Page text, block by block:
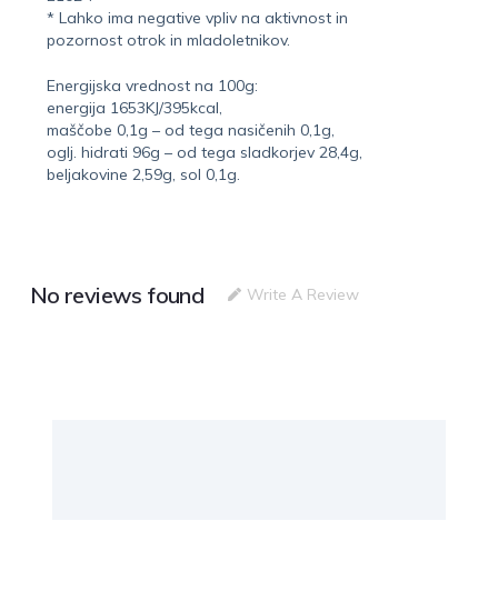
* Lahko ima negative vpliv na aktivnost in
pozornost otrok in mladoletnikov.
Energijska vrednost na 100g:
energija 1653KJ/395kcal,
maščobe 0,1g – od tega nasičenih 0,1g,
oglj. hidrati 96g – od tega sladkorjev 28,4g,
beljakovine 2,59g, sol 0,1g.
No reviews found Write A Review